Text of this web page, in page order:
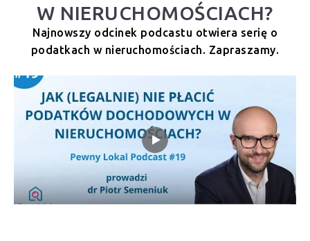
W NIERUCHOMOŚCIACH?
Najnowszy odcinek podcastu otwiera serię o
podatkach w nieruchomościach. Zapraszamy.